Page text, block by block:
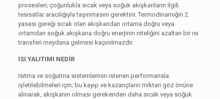
prosesleri; çoğunlukla sıcak veya soğuk akışkanların ilgili
tesisatlar aracılığıyla taşınmasını gerektirir. Termodinamiğin 2.
yasası gereği sıcak olan akışkandan ortama doğru veya
ortamdan soğuk akışkana doğru enerjinin niteliğini azaltan bir ısı
transferi meydana gelmesi kaçınılmazdir.
ISI YALITIMI NEDİR
Isıtma ve soğutma sistemlerinin istenen performansla
işletilebilmeleri için; bu kayıp ve kazançların miktari göz önüne
alınarak, akışkanın olması gerekenden daha sıcak veya soğuk